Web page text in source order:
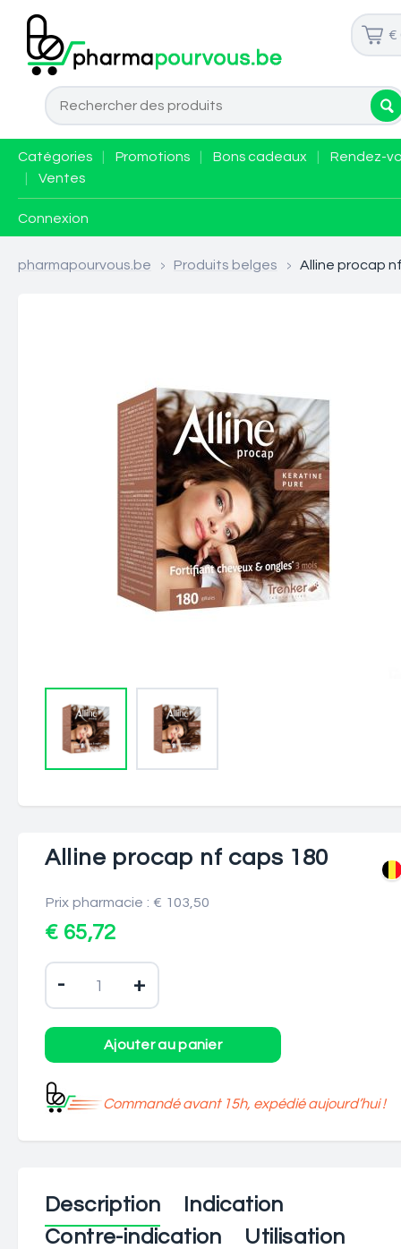
€
Catégories Promotions Bons cadeaux
Rendez-
Ventes
Connexion
pharmapourvous.be > Produits belges > Alline procap
Alline procap nf caps 180
Prix pharmacie : € 103,50
€ 65,72
- +
Commandé avant 15h, expédié aujourd’hui !
Description
Indication
Contre-indication
Utilisation